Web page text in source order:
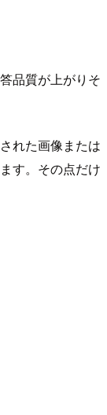
品質が上がりそ
れた画像または
す。その点だけ